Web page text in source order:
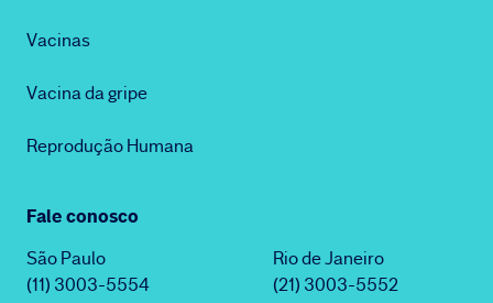
Vacinas
Vacina da gripe
Reprodução Humana
Fale conosco
São Paulo
(11) 3003-5554
Rio de Janeiro
(21) 3003-5552